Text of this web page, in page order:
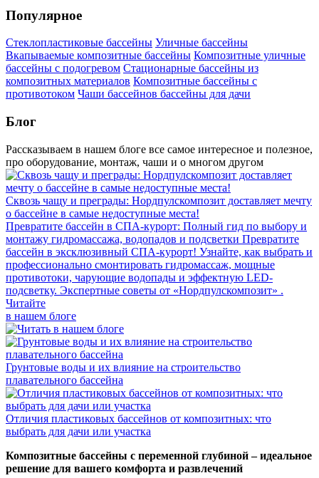
Популярное
Стеклопластиковые бассейны Уличные бассейны
Вкапываемые композитные бассейны Композитные уличные
бассейны с подогревом Стационарные бассейны из
композитных материалов Композитные бассейны с
противотоком Чаши бассейнов бассейны для дачи
Блог
Рассказываем в нашем блоге все самое интересное и полезное,
про оборудование, монтаж, чаши и о многом другом
Сквозь чащу и преграды: Нордпулскомпозит доставляет мечту
о бассейне в самые недоступные места!
Превратите бассейн в СПА-курорт: Полный гид по выбору и
монтажу гидромассажа, водопадов и подсветки Превратите
бассейн в эксклюзивный СПА-курорт! Узнайте, как выбрать и
профессионально смонтировать гидромассаж, мощные
противотоки, чарующие водопады и эффектную LED-
подсветку. Экспертные советы от «Нордпулскомпозит» .
Читайте
в нашем блоге
Грунтовые воды и их влияние на строительство
плавательного бассейна
Отличия пластиковых бассейнов от композитных: что
выбрать для дачи или участка
Композитные бассейны с переменной глубиной – идеальное
решение для вашего комфорта и развлечений